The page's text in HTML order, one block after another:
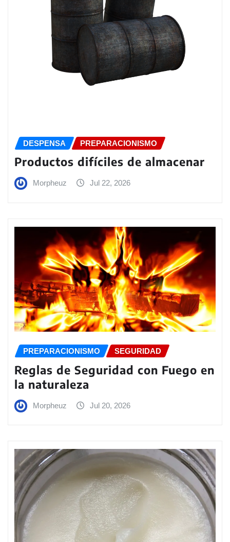
DESPENSA PREPARACIONISMO
Productos difíciles de almacenar
Morpheuz Jul 22, 2026
PREPARACIONISMO SEGURIDAD
Reglas de Seguridad con Fuego en
la naturaleza
Morpheuz Jul 20, 2026